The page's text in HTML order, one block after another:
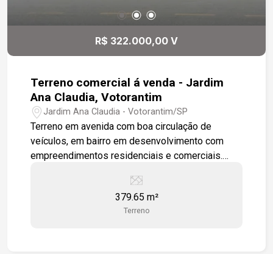
R$ 322.000,00 V
Terreno comercial á venda - Jardim
Ana Claudia, Votorantim
Jardim Ana Claudia - Votorantim/SP
Terreno em avenida com boa circulação de
veículos, em bairro em desenvolvimento com
empreendimentos residenciais e comerciais.
Nogueira Padilha. Possibilidade de compra de
379.65 m²
Terreno